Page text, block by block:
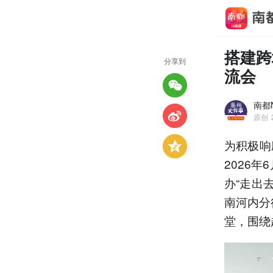
搭建
流会
南都
原创
为积极
2026年6
办“走出
南河内
堂，围
分享到